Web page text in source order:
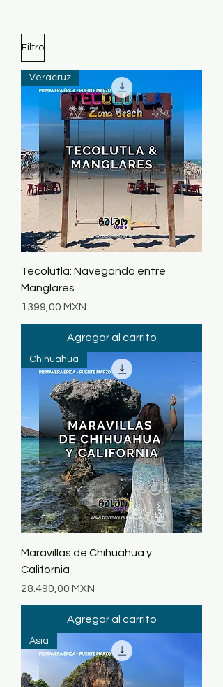
Filtro
Veracruz
Tecolutla: Navegando entre
Manglares
Precio
1399,00 MXN
Agregar al carrito
Chihuahua
Maravillas de Chihuahua y
California
Precio
28.490,00 MXN
Agregar al carrito
Asia